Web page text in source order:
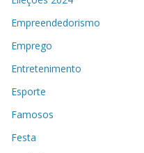
Empreendedorismo
Emprego
Entretenimento
Esporte
Famosos
Festa